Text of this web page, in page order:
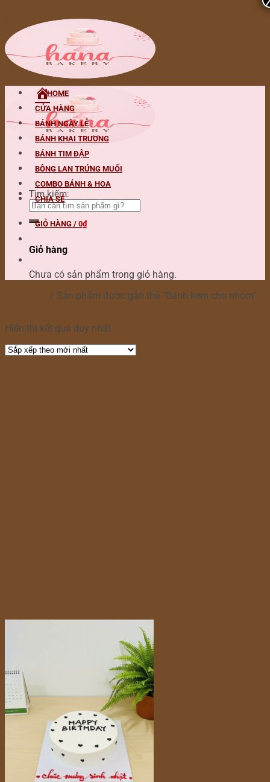
Tìm kiếm:
HOME
CỬA HÀNG
BÁNH NGÀY LỄ
BÁNH KHAI TRƯƠNG
BÁNH TIM ĐẬP
BÔNG LAN TRỨNG MUỐI
COMBO BÁNH & HOA
CHIA SẺ
GIỎ HÀNG / 0₫
Giỏ hàng
Chưa có sản phẩm trong giỏ hàng.
/ Sản phẩm được gắn thẻ “Bánh kem cho nhóm”
Hiển thị kết quả duy nhất